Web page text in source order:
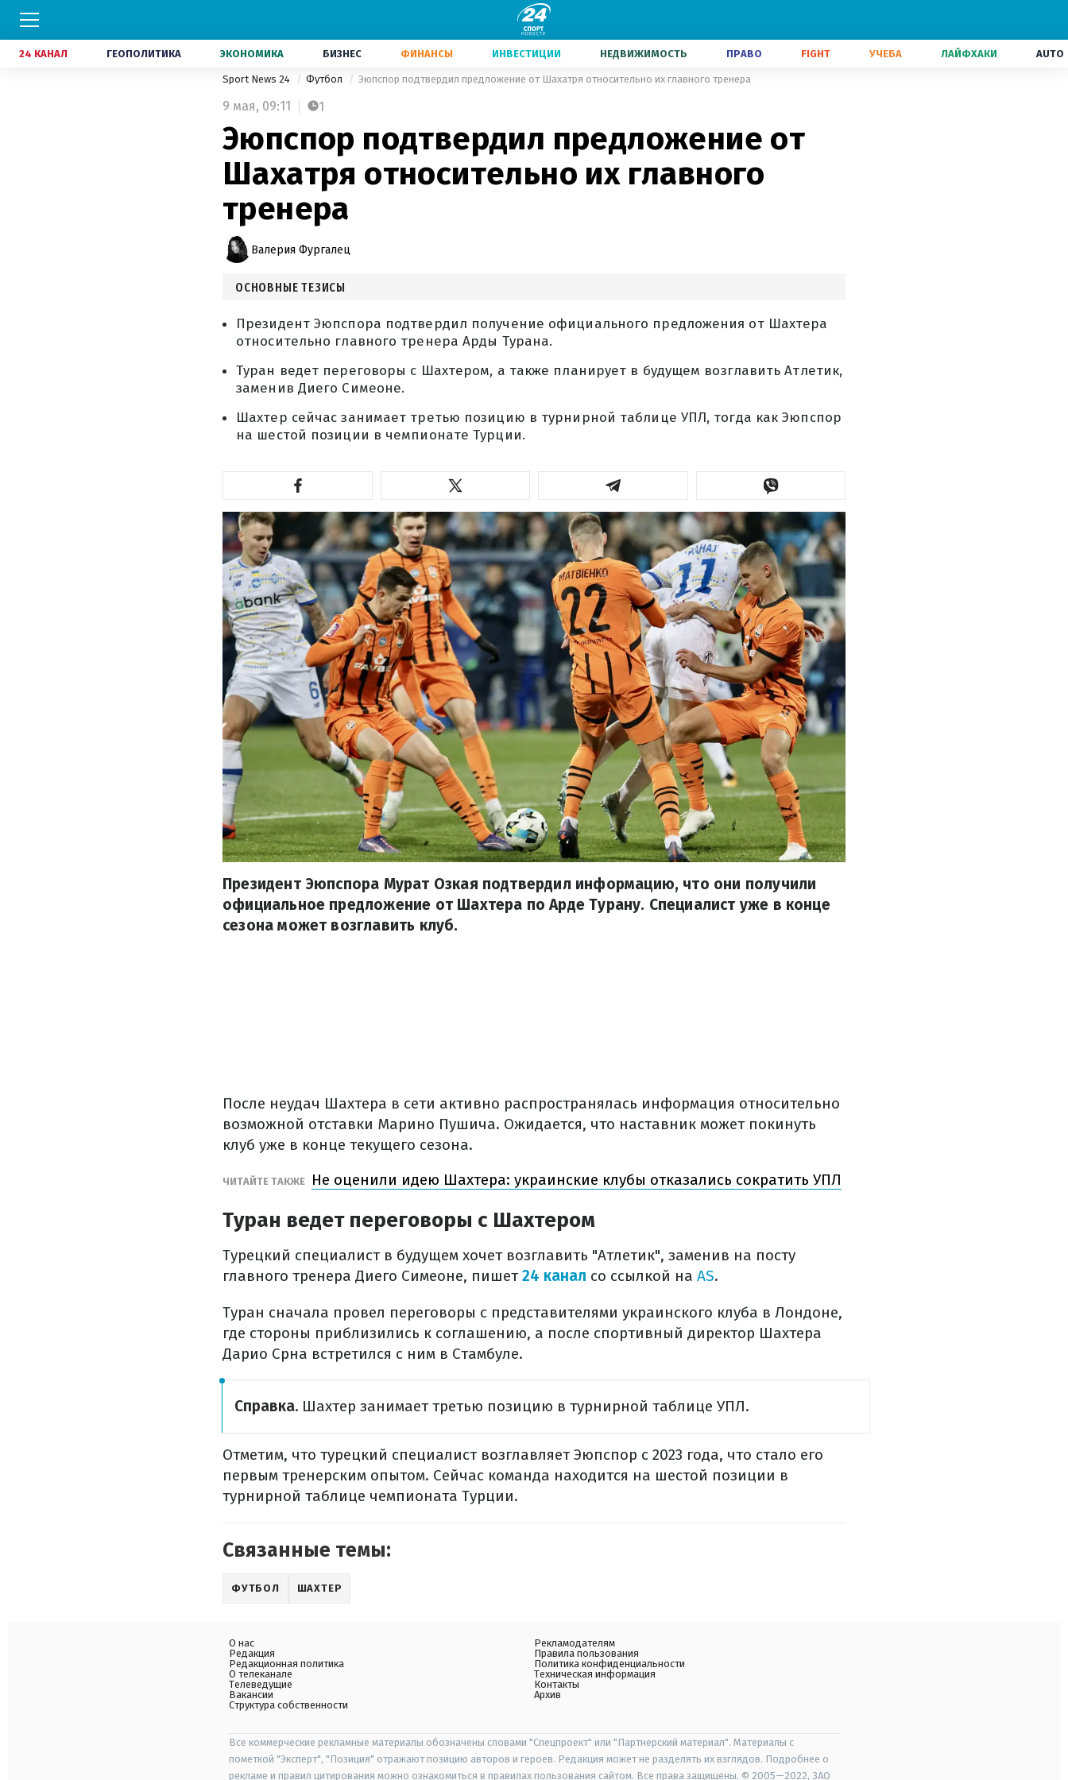
24 КАНАЛ ГЕОПОЛИТИКА ЭКОНОМИКА БИЗНЕС ФИНАНСЫ ИНВЕСТИЦИИ НЕДВИЖИМОСТЬ ПРАВО FIGHT УЧЕБА ЛАЙФХАКИ AUTO
Sport News 24 Футбол Эюпспор подтвердил предложение от Шахатря относительно их главного тренера
9 мая, 09:11 1
Эюпспор подтвердил предложение от
Шахатря относительно их главного
тренера
Валерия Фургалец
ОСНОВНЫЕ ТЕЗИСЫ
Президент Эюпспора подтвердил получение официального предложения от Шахтера
относительно главного тренера Арды Турана.
Туран ведет переговоры с Шахтером, а также планирует в будущем возглавить Атлетик,
заменив Диего Симеоне.
Шахтер сейчас занимает третью позицию в турнирной таблице УПЛ, тогда как Эюпспор
на шестой позиции в чемпионате Турции.
Президент Эюпспора Мурат Озкая подтвердил информацию, что они получили
официальное предложение от Шахтера по Арде Турану. Специалист уже в конце
сезона может возглавить клуб.
После неудач Шахтера в сети активно распространялась информация относительно
возможной отставки Марино Пушича. Ожидается, что наставник может покинуть
клуб уже в конце текущего сезона.
ЧИТАЙТЕ ТАКЖЕ Не оценили идею Шахтера: украинские клубы отказались сократить УПЛ
Туран ведет переговоры с Шахтером
Турецкий специалист в будущем хочет возглавить "Атлетик", заменив на посту
главного тренера Диего Симеоне, пишет24 канал со ссылкой на AS.
Туран сначала провел переговоры с представителями украинского клуба в Лондоне,
где стороны приблизились к соглашению, а после спортивный директор Шахтера
Дарио Срна встретился с ним в Стамбуле.
Справка. Шахтер занимает третью позицию в турнирной таблице УПЛ.
Отметим, что турецкий специалист возглавляет Эюпспор с 2023 года, что стало его
первым тренерским опытом. Сейчас команда находится на шестой позиции в
турнирной таблице чемпионата Турции.
Связанные темы:
ФУТБОЛ ШАХТЕР
О нас
Редакция
Редакционная политика
О телеканале
Телеведущие
Вакансии
Структура собственности
Рекламодателям
Правила пользования
Политика конфиденциальности
Техническая информация
Контакты
Архив
Все коммерческие рекламные материалы обозначены словами "Спецпроект" или "Партнерский материал". Материалы с
пометкой "Эксперт", "Позиция" отражают позицию авторов и героев. Редакция может не разделять их взглядов. Подробнее о
рекламе и правил цитирования можно ознакомиться в правилах пользования сайтом. Все права защищены. © 2005—2022, ЗАО